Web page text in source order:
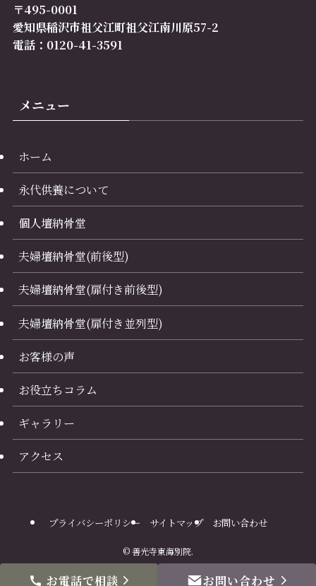
お電話で相談 お問い合わせ
〒495-0001
愛知県稲沢市祖父江町祖父江南川原57-2
電話：0120-41-3591
メニュー
ホーム
永代供養について
個人壇納骨堂
夫婦壇納骨堂(前後型)
夫婦壇納骨堂(扉付き前後型)
夫婦壇納骨堂(扉付き並列型)
お客様の声
お役立ちコラム
ギャラリー
アクセス
プライバシーポリシー サイトマップ お問い合わせ
©善光寺東海別院.